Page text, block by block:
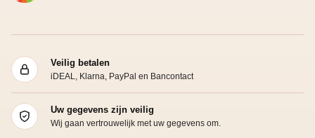
Veilig betalen
iDEAL, Klarna, PayPal en Bancontact
Uw gegevens zijn veilig
Wij gaan vertrouwelijk met uw gegevens om.